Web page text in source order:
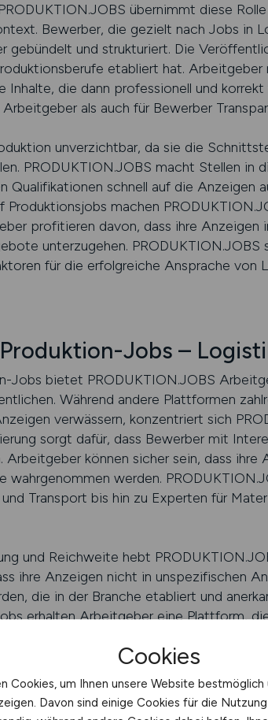
übernimmt diese
Bewerber, die gezielt nach Jobs in
gebündelt und strukturiert. Die
etabliert hat.
Inhalte, die dann professionell und
als auch für Bewerber
unverzichtbar, da sie die
PRODUKTION.JOBS macht Stellen in
Qualifikationen schnell auf die Anzeigen
Produktionsjobs machen
profitieren davon, dass ihre Anzeigen
unterzugehen.
für die erfolgreiche Ansprache von
Jobs –
Jobs bietet PRODUKTION.JOBS
Während andere Plattformen
verwässern, konzentriert sich
sorgt dafür, dass Bewerber mit
Arbeitgeber können sicher sein, dass
wahrgenommen werden.
Transport bis hin zu Experten für
und Reichweite hebt
ihre Anzeigen nicht in unspezifischen
die in der Branche etabliert und
erhalten Arbeitgeber eine Plattform,
zu Bewerbern mit dem passenden
Cookies
Cookies, um Ihnen unsere Website
Davon sind einige Cookies für die